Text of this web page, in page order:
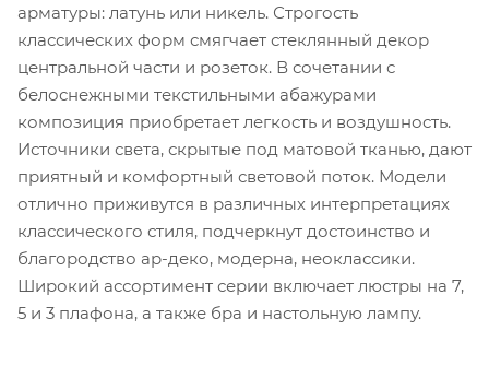
арматуры: латунь или никель. Строгость
классических форм смягчает стеклянный декор
центральной части и розеток. В сочетании с
белоснежными текстильными абажурами
композиция приобретает легкость и воздушность.
Источники света, скрытые под матовой тканью, дают
приятный и комфортный световой поток. Модели
отлично приживутся в различных интерпретациях
классического стиля, подчеркнут достоинство и
благородство ар-деко, модерна, неоклассики.
Широкий ассортимент серии включает люстры на 7,
5 и 3 плафона, а также бра и настольную лампу.